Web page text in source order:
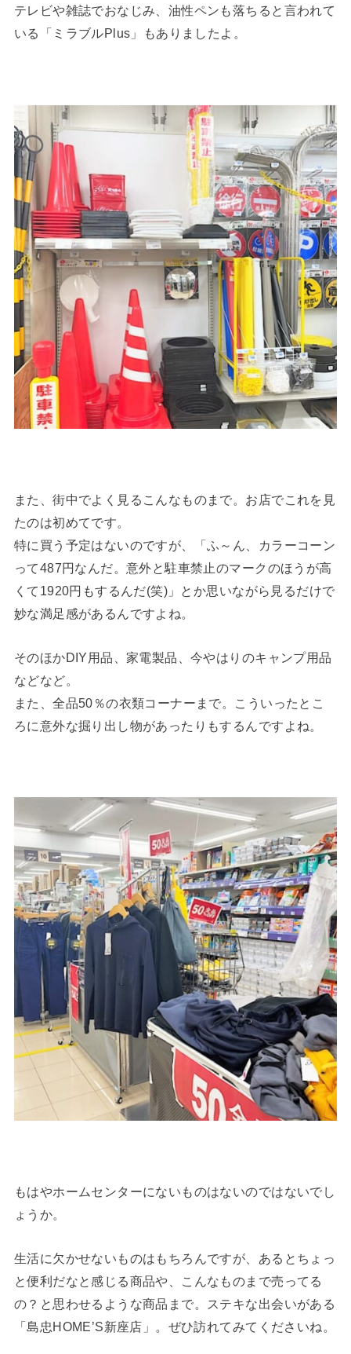
テレビや雑誌でおなじみ、油性ペンも落ちると言われて
いる「ミラブルPlus」もありましたよ。
また、街中でよく見るこんなものまで。お店でこれを見
たのは初めてです。
特に買う予定はないのですが、「ふ～ん、カラーコーン
って487円なんだ。意外と駐車禁止のマークのほうが高
くて1920円もするんだ(笑)」とか思いながら見るだけで
妙な満足感があるんですよね。
そのほかDIY用品、家電製品、今やはりのキャンプ用品
などなど。
また、全品50％の衣類コーナーまで。こういったとこ
ろに意外な掘り出し物があったりもするんですよね。
もはやホームセンターにないものはないのではないでし
ょうか。
生活に欠かせないものはもちろんですが、あるとちょっ
と便利だなと感じる商品や、こんなものまで売ってる
の？と思わせるような商品まで。ステキな出会いがある
「島忠HOME’S新座店」。ぜひ訪れてみてくださいね。